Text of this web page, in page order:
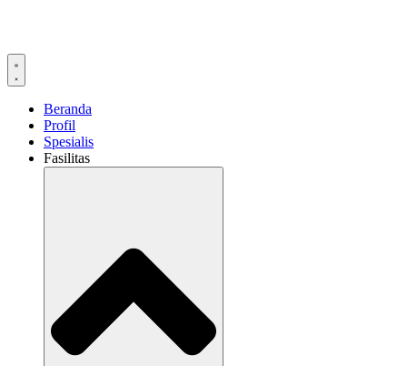
Beranda
Profil
Spesialis
Fasilitas